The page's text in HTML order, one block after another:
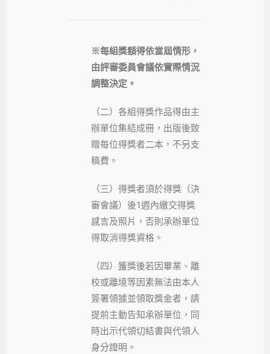
※每組獎額得依當屆情形，
由評審委員會議依實際情況
調整決定。
（二）各組得獎作品得由主
辦單位集結成冊，出版後致
贈每位得獎者二本，不另支
稿費。
（三）得獎者須於得獎（決
審會議）後1週內繳交得獎
感言及照片，否則承辦單位
得取消得獎資格。
（四）獲獎後若因畢業、離
校或離境等因素無法由本人
簽署領據並領取獎金者，請
提前主動告知承辦單位，同
時出示代領切結書與代領人
身分證明。